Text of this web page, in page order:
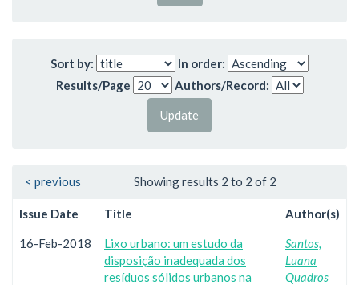
Sort by:
In order:
Results/Page
Authors/Record:
Showing results 2 to 2 of 2
< previous
Issue Date Title Author(s)
16-Feb-2018
Lixo urbano: um estudo da
disposição inadequada dos
resíduos sólidos urbanos na
Santos,
Luana
Quadros